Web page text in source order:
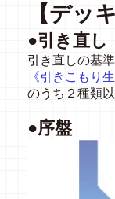
【デッ
●引き直し
引き直しの基
《引きこもり
のうち２種類以
●序盤